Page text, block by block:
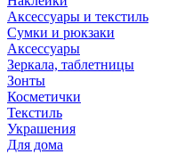
Аксессуары и текстиль
Сумки и рюкзаки
Аксессуары
Зеркала, таблетницы
Зонты
Косметички
Текстиль
Украшения
Для дома